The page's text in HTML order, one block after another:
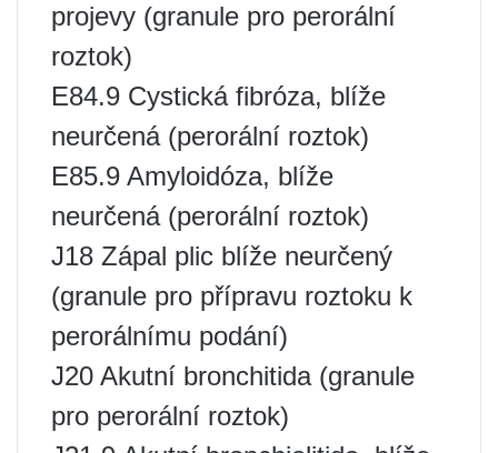
projevy (granule pro perorální
roztok)
E84.9 Cystická fibróza, blíže
neurčená (perorální roztok)
E85.9 Amyloidóza, blíže
neurčená (perorální roztok)
J18 Zápal plic blíže neurčený
(granule pro přípravu roztoku k
perorálnímu podání)
J20 Akutní bronchitida (granule
pro perorální roztok)